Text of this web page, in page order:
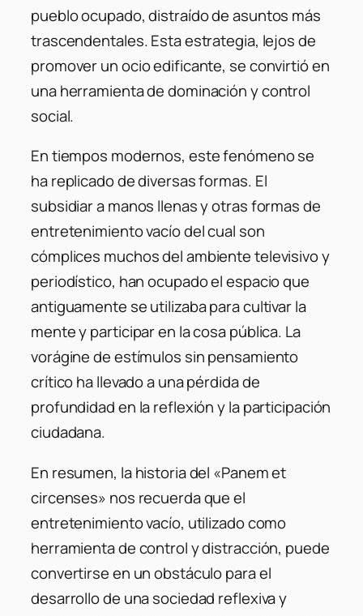
pueblo ocupado, distraído de asuntos más
trascendentales. Esta estrategia, lejos de
promover un ocio edificante, se convirtió en
una herramienta de dominación y control
social.
En tiempos modernos, este fenómeno se
ha replicado de diversas formas. El
subsidiar a manos llenas y otras formas de
entretenimiento vacío del cual son
cómplices muchos del ambiente televisivo y
periodístico, han ocupado el espacio que
antiguamente se utilizaba para cultivar la
mente y participar en la cosa pública. La
vorágine de estímulos sin pensamiento
crítico ha llevado a una pérdida de
profundidad en la reflexión y la participación
ciudadana.
En resumen, la historia del «Panem et
circenses» nos recuerda que el
entretenimiento vacío, utilizado como
herramienta de control y distracción, puede
convertirse en un obstáculo para el
desarrollo de una sociedad reflexiva y